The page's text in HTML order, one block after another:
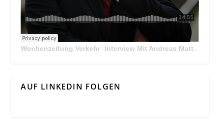
Wochenzeitung Verkehr · Interview Mit Andreas Matthä, CEO der ÖBB Holding
AUF LINKEDIN FOLGEN